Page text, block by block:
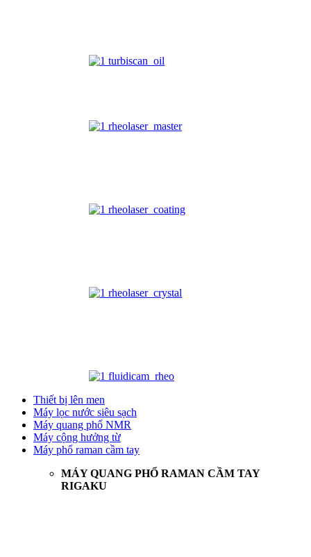
Thiết bị lên men
Máy lọc nước siêu sạch
Máy quang phổ NMR
Máy cộng hưởng từ
Máy phổ raman cầm tay
MÁY QUANG PHỔ RAMAN CẦM TAY
RIGAKU